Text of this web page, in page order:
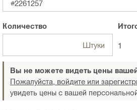
#2261257
Количество
Штуки 1
Вы не можете видеть цены
Пожалуйста, войдите или
увидеть цены с вашей